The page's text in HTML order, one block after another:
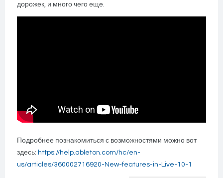
дорожек, и много чего еще.
Подробнее познакомиться с возможностями можно вот
здесь: https://help.ableton.com/hc/en-
us/articles/360002716920-New-features-in-Live-10-1